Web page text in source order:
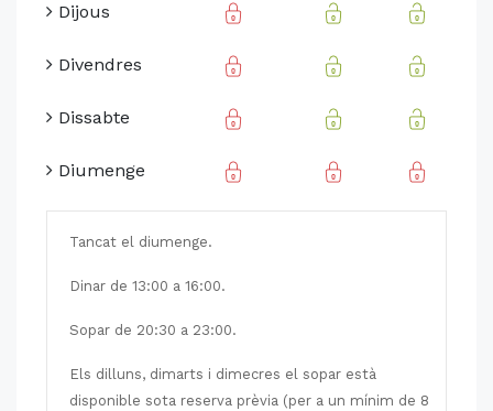
Dijous
Divendres
Dissabte
Diumenge
Tancat el diumenge.
Dinar de 13:00 a 16:00.
Sopar de 20:30 a 23:00.
Els dilluns, dimarts i dimecres el sopar està
disponible sota reserva prèvia (per a un mínim de 8